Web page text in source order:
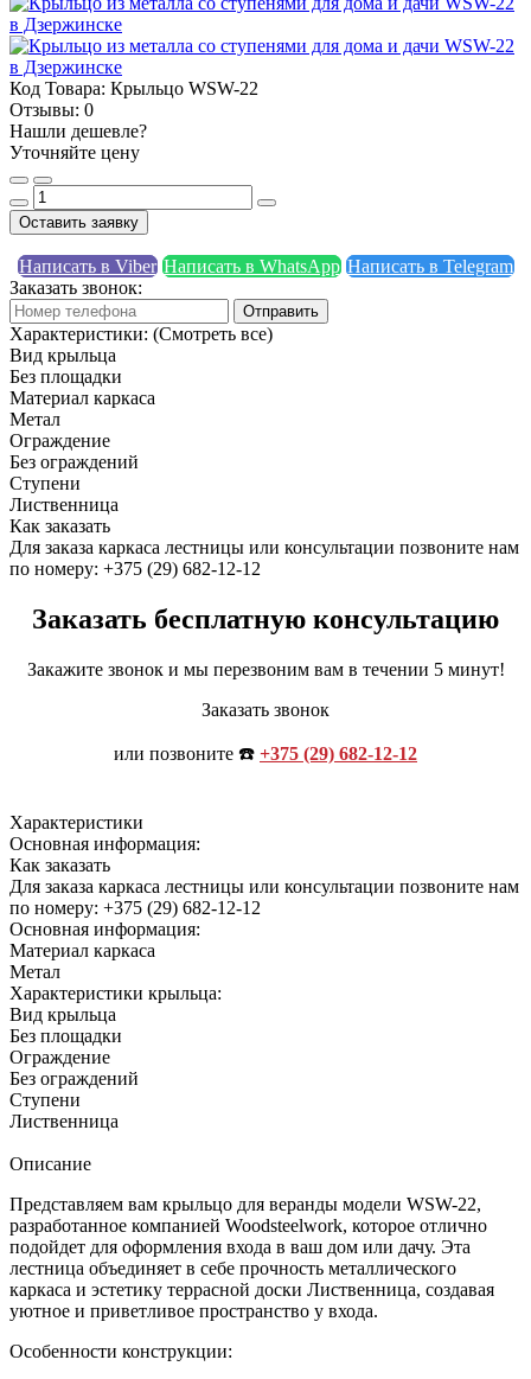
Код Товара: Крыльцо WSW-22
Отзывы: 0
Нашли дешевле?
Уточняйте цену
Оставить заявку
Написать в Viber Написать в WhatsApp Написать в Telegram
Заказать звонок:
Отправить
Характеристики: (Смотреть все)
Вид крыльца
Без площадки
Материал каркаса
Метал
Ограждение
Без ограждений
Ступени
Лиственница
Как заказать
Для заказа каркаса лестницы или консультации позвоните нам
по номеру: +375 (29) 682-12-12
Заказать бесплатную консультацию
Закажите звонок и мы перезвоним вам в течении 5 минут!
Заказать звонок
или позвоните ☎️ +375 (29) 682-12-12
Характеристики
Основная информация:
Как заказать
Для заказа каркаса лестницы или консультации позвоните нам
по номеру: +375 (29) 682-12-12
Основная информация:
Материал каркаса
Метал
Характеристики крыльца:
Вид крыльца
Без площадки
Ограждение
Без ограждений
Ступени
Лиственница
Описание
Представляем вам крыльцо для веранды модели WSW-22,
разработанное компанией Woodsteelwork, которое отлично
подойдет для оформления входа в ваш дом или дачу. Эта
лестница объединяет в себе прочность металлического
каркаса и эстетику террасной доски Лиственница, создавая
уютное и приветливое пространство у входа.
Особенности конструкции: